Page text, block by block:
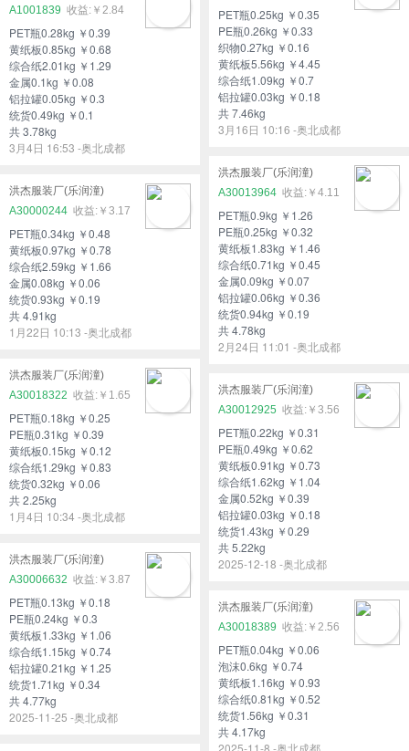
PET瓶0.25kg ￥0.35
PE瓶0.26kg ￥0.33
织物0.27kg ￥0.16
黄纸板5.56kg ￥4.45
综合纸1.09kg ￥0.7
铝拉罐0.03kg ￥0.18
共 7.46kg
3月16日 10:16 -奥北成都
A1001839
￥2.84
PET瓶0.28kg ￥0.39
黄纸板0.85kg ￥0.68
综合纸2.01kg ￥1.29
金属0.1kg ￥0.08
铝拉罐0.05kg ￥0.3
统货0.49kg ￥0.1
共 3.78kg
3月4日 16:53 -奥北成都
洪杰服装厂(乐润潼)
A30013964
￥4.11
PET瓶0.9kg ￥1.26
PE瓶0.25kg ￥0.32
黄纸板1.83kg ￥1.46
综合纸0.71kg ￥0.45
金属0.09kg ￥0.07
铝拉罐0.06kg ￥0.36
统货0.94kg ￥0.19
共 4.78kg
2月24日 11:01 -奥北成都
洪杰服装厂(乐润潼)
A30000244
￥3.17
PET瓶0.34kg ￥0.48
黄纸板0.97kg ￥0.78
综合纸2.59kg ￥1.66
金属0.08kg ￥0.06
统货0.93kg ￥0.19
共 4.91kg
1月22日 10:13 -奥北成都
洪杰服装厂(乐润潼)
A30018322
￥1.65
PET瓶0.18kg ￥0.25
PE瓶0.31kg ￥0.39
黄纸板0.15kg ￥0.12
综合纸1.29kg ￥0.83
统货0.32kg ￥0.06
共 2.25kg
1月4日 10:34 -奥北成都
洪杰服装厂(乐润潼)
A30012925
￥3.56
PET瓶0.22kg ￥0.31
PE瓶0.49kg ￥0.62
黄纸板0.91kg ￥0.73
综合纸1.62kg ￥1.04
金属0.52kg ￥0.39
铝拉罐0.03kg ￥0.18
统货1.43kg ￥0.29
共 5.22kg
2025-12-18 -奥北成都
洪杰服装厂(乐润潼)
A30006632
￥3.87
PET瓶0.13kg ￥0.18
PE瓶0.24kg ￥0.3
黄纸板1.33kg ￥1.06
综合纸1.15kg ￥0.74
铝拉罐0.21kg ￥1.25
统货1.71kg ￥0.34
共 4.77kg
2025-11-25 -奥北成都
洪杰服装厂(乐润潼)
A30018389
￥2.56
PET瓶0.04kg ￥0.06
泡沫0.6kg ￥0.74
黄纸板1.16kg ￥0.93
综合纸0.81kg ￥0.52
统货1.56kg ￥0.31
共 4.17kg
2025-11-8 -奥北成都